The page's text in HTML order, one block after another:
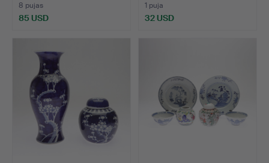
8 pujas
85 USD
1 puja
32 USD